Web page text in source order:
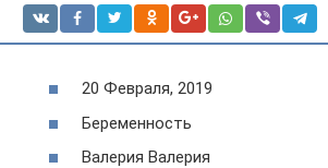
20 Февраля, 2019
Беременность
Валерия Валерия